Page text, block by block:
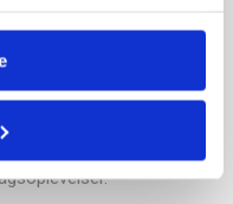
ud og prøve.
med en markant
fra første bid.
fantasifulde motiver gør